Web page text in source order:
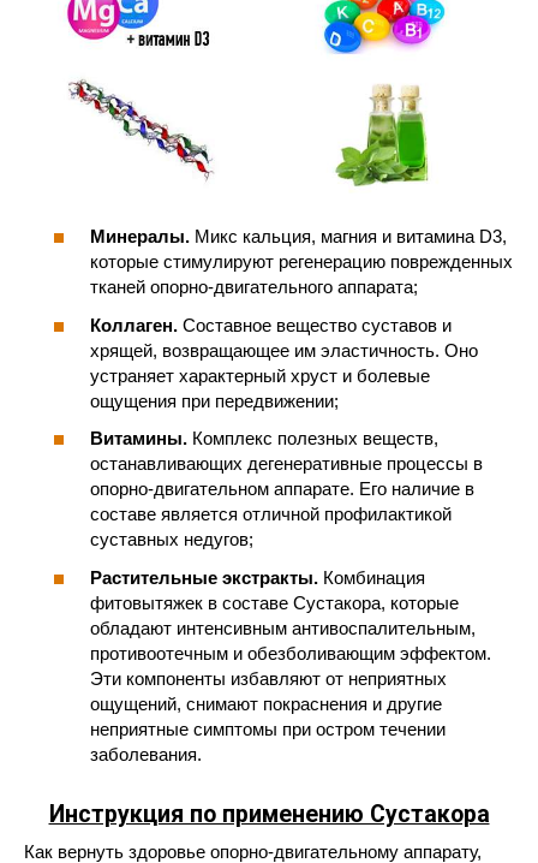
Минералы. Микс кальция, магния и витамина D3,
которые стимулируют регенерацию поврежденных
тканей опорно-двигательного аппарата;
Коллаген. Составное вещество суставов и
хрящей, возвращающее им эластичность. Оно
устраняет характерный хруст и болевые
ощущения при передвижении;
Витамины. Комплекс полезных веществ,
останавливающих дегенеративные процессы в
опорно-двигательном аппарате. Его наличие в
составе является отличной профилактикой
суставных недугов;
Растительные экстракты. Комбинация
фитовытяжек в составе Сустакора, которые
обладают интенсивным антивоспалительным,
противоотечным и обезболивающим эффектом.
Эти компоненты избавляют от неприятных
ощущений, снимают покраснения и другие
неприятные симптомы при остром течении
заболевания.
Инструкция по применению Сустакора
Как вернуть здоровье опорно-двигательному аппарату,